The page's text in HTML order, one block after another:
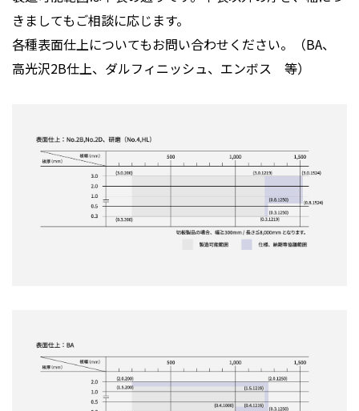
きましてもご相談に応じます。
各種表面仕上についてもお問い合わせください。（BA、
高光沢2B仕上、ダルフィニッシュ、エンボス 等）